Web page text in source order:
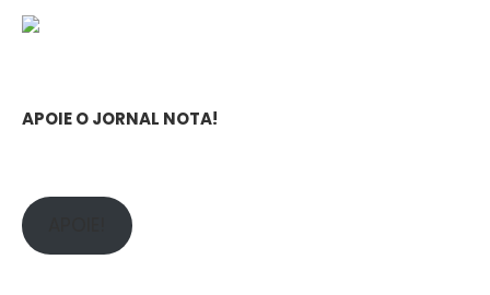
APOIE O JORNAL NOTA!